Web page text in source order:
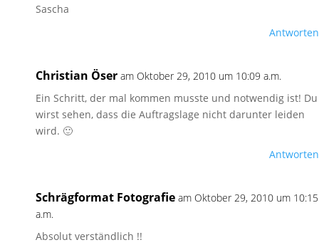
Sascha
Antworten
Christian Öser am Oktober 29, 2010 um 10:09 a.m.
Ein Schritt, der mal kommen musste und notwendig ist! Du
wirst sehen, dass die Auftragslage nicht darunter leiden
wird. 🙂
Antworten
Schrägformat Fotografie am Oktober 29, 2010 um 10:15
a.m.
Absolut verständlich !!